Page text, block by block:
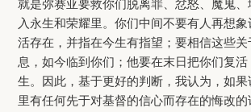
就是弥赛亚要救你们脱离罪、忿怒、魔鬼
入永生和荣耀里。你们中间不要有人再想
活存在，并指在今生有指望；要相信这些
息，如今临到你们；他要在末日把你们复
生。因此，基于更好的判断，我认为，如
里有任何先于对基督的信心而存在的悔改